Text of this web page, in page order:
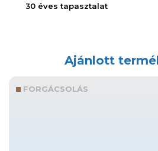
30 éves tapasztalat
Ajánlott
FORGÁCSOLÁS